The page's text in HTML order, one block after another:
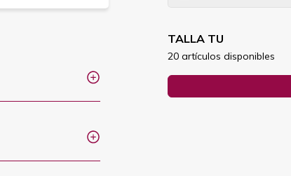
TALLA TU
20 artículos disponibles